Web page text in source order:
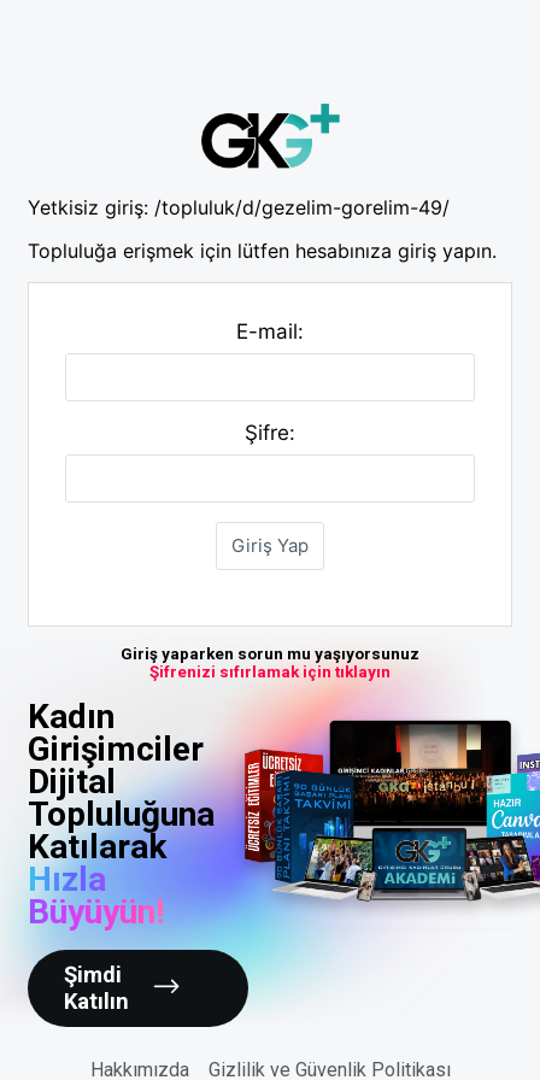
Yetkisiz giriş: /topluluk/d/gezelim-gorelim-49/
Topluluğa erişmek için lütfen hesabınıza giriş yapın.
E-mail:
Şifre:
Giriş yaparken sorun mu yaşıyorsunuz
Şifrenizi sıfırlamak için tıklayın
Kadın
Girişimciler
Dijital
Topluluğuna
Katılarak
Hızla
Büyüyün!
Şimdi
Katılın
Hakkımızda Gizlilik ve Güvenlik Politikası